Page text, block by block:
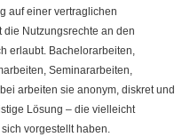
auf einer vertraglichen
die Nutzungsrechte an den
erlaubt. Bachelorarbeiten,
Seminararbeiten,
arbeiten sie anonym, diskret und
Lösung – die vielleicht
vorgestellt haben.